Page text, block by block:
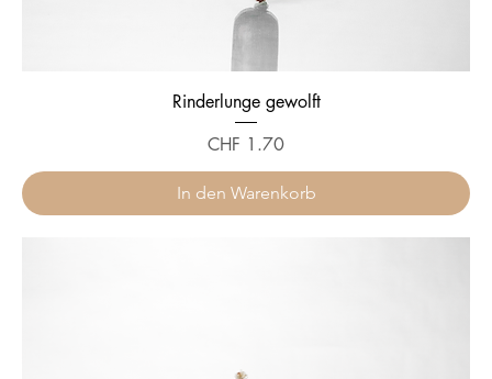
Rinderlunge gewolft
Preis
CHF 1.70
In den Warenkorb